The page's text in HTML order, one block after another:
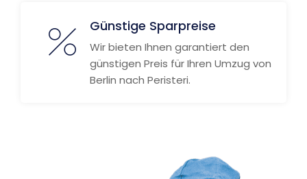
Günstige Sparpreise
Wir bieten Ihnen garantiert den
günstigen Preis für Ihren Umzug von
Berlin nach Peristeri.